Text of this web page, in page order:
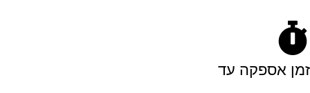
זמן אספקה עד